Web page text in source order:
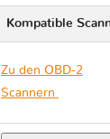
Kompatible
Zu den OBD-2
Scannern